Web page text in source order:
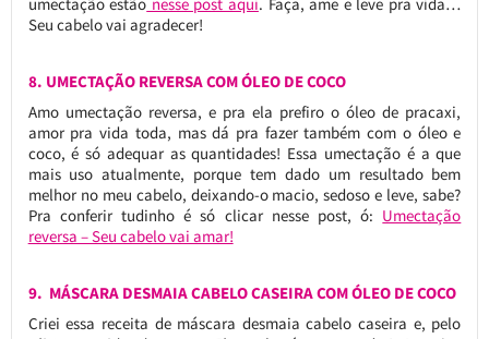
Seu cabelo vai agradecer!
8. UMECTAÇÃO REVERSA COM ÓLEO DE COCO
Amo umectação reversa, e pra ela prefiro o óleo de pracaxi,
amor pra vida toda, mas dá pra fazer também com o óleo e
coco, é só adequar as quantidades! Essa umectação é a que
mais uso atualmente, porque tem dado um resultado bem
melhor no meu cabelo, deixando-o macio, sedoso e leve, sabe?
Pra conferir tudinho é só clicar nesse post, ó: Umectação
reversa – Seu cabelo vai amar!
9. MÁSCARA DESMAIA CABELO CASEIRA COM ÓLEO DE COCO
Criei essa receita de máscara desmaia cabelo caseira e, pelo